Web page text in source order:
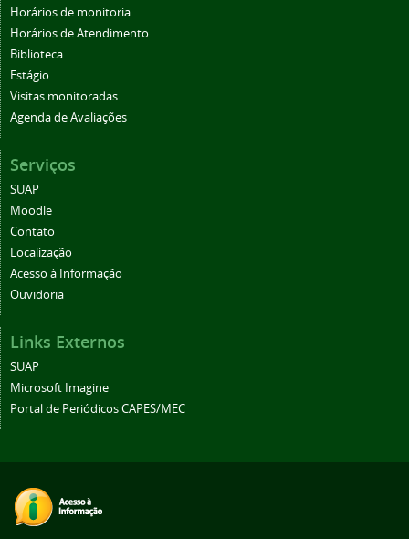
Horários de monitoria
Horários de Atendimento
Biblioteca
Estágio
Visitas monitoradas
Agenda de Avaliações
Serviços
SUAP
Moodle
Contato
Localização
Acesso à Informação
Ouvidoria
Links Externos
SUAP
Microsoft Imagine
Portal de Periódicos CAPES/MEC